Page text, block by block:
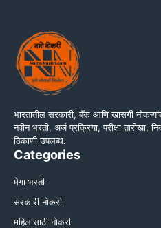
भारतातील सरकारी, बँक आणि खासगी
नवीन भरती, अर्ज प्रक्रिया, परीक्षा
ठिकाणी उपलब्ध.
Categories
मेगा भरती
सरकारी नोकरी
महिलांसाठी नोकरी